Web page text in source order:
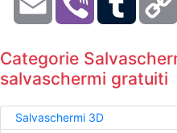
Categorie
salvaschermi gratuiti
Salvaschermi 3D